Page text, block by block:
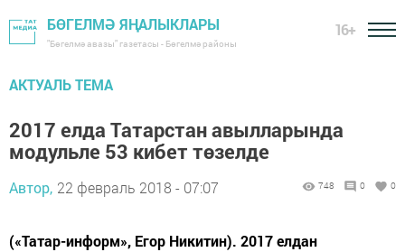
БӨГЕЛМӘ ЯҢАЛЫКЛАРЫ
"Бөгелмә авазы" газетасы - Бөгелмә районы
16+
АКТУАЛЬ ТЕМА
2017 елда Татарстан авылларында
модульле 53 кибет төзелде
Автор, 22 февраль 2018 - 07:07 748 0 0
(«Татар-информ», Егор Никитин). 2017 елдан